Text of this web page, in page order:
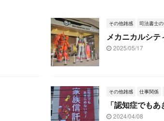
その他雑感 司法書士
メカニカルシテ
2025/05/17
その他雑感 仕事関係
「認知症でも
2024/04/08